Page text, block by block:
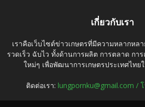
เกี่ยวกับเรา
เราคือเว็บไซต์ข่าวเกษตรที่มีความหลากหล
รวดเร็ว ฉับไว ทั้งด้านการผลิต การตลาด กา
ใหม่ๆ เพื่อพัฒนาการเกษตรประเทศไทย
ติดต่อเรา: lungpornku@gmail.com /